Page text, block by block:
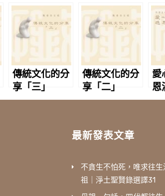
傳統文化的分
享「三」
傳統文化的分
享「二」
愛
恩
最新發表文章
不貪生不怕死，唯求往
祖｜淨土聖賢錄選譯31